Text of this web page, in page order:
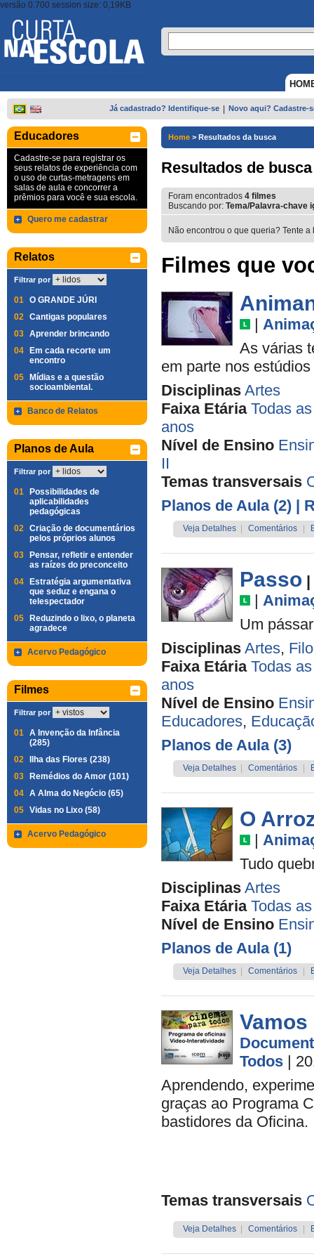
versão 0.700 session size: 0,19KB
Já cadastrado? Identifique-se Novo aqui? Cadastre-
Educadores
Cadastre-se para registrar os
seus relatos de experiência com
o uso de curtas-metragens em
salas de aula e concorrer a
prêmios para você e sua escola.
Quero me cadastrar
Relatos
Filtrar por
01 O GRANDE JÚRI
02 Cantigas populares
03 Aprender brincando
04
Em cada recorte um
encontro
05
Mídias e a questão
socioambiental.
Banco de Relatos
Planos de Aula
Filtrar por
01
Possibilidades de
aplicabilidades
pedagógicas
02 Criação de documentários
pelos próprios alunos
03
Pensar, refletir e entender
as raízes do preconceito
04
Estratégia argumentativa
que seduz e engana o
telespectador
05
Reduzindo o lixo, o planeta
agradece
Acervo Pedagógico
Filmes
Filtrar por
01 A Invenção da Infância
(285)
02
Ilha das Flores (238)
03
Remédios do Amor (101)
04 A Alma do Negócio (65)
05 Vidas no Lixo (58)
Acervo Pedagógico
Home > Resultados da busca
Resultados de busca
Foram encontrados 4 filmes
Buscando por: Tema/Palavra-chave
Não encontrou o que queria? Tente
Filmes que
|
As várias
em parte nos
Disciplinas Artes
Faixa Etária Todas
anos
Nível de Ensino
II
Temas transversais
Planos de Aula (2) |
Veja Detalhes Comentários
Passo |
|
Um
Disciplinas Artes,
Faixa Etária Todas
anos
Nível de Ensino
Educadores,
Planos de Aula (3)
Veja Detalhes Comentários
O
|
Tudo
Disciplinas Artes
Faixa Etária Todas
Nível de Ensino
Planos de Aula (1)
Veja Detalhes Comentários
Todos |
Aprendendo,
graças ao Programa
bastidores da Oficina.
Temas transversais
Veja Detalhes Comentários